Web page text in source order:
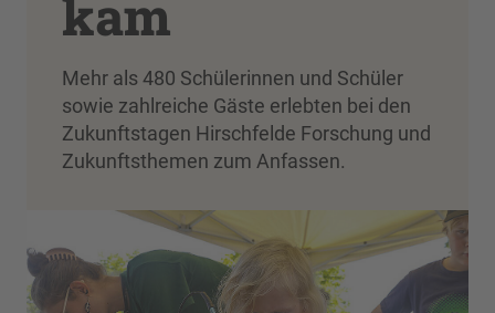
kam
Mehr als 480 Schülerinnen und Schüler
sowie zahlreiche Gäste erlebten bei den
Zukunftstagen Hirschfelde Forschung und
Zukunftsthemen zum Anfassen.